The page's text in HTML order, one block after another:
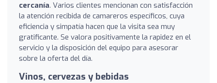
cercanía. Varios clientes mencionan con satisfacción
la atención recibida de camareros específicos, cuya
eficiencia y simpatía hacen que la visita sea muy
gratificante. Se valora positivamente la rapidez en el
servicio y la disposición del equipo para asesorar
sobre la oferta del día.
Vinos, cervezas y bebidas